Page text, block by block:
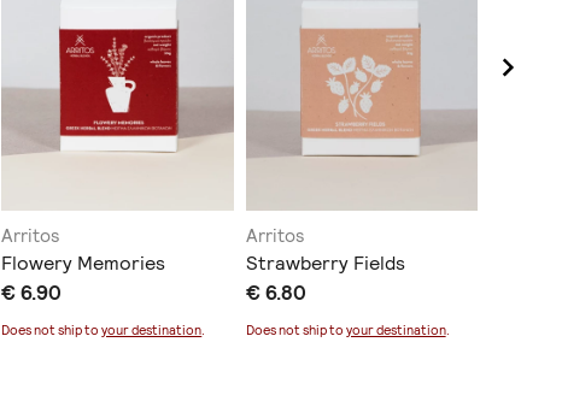
Arritos
Flowery Memories
€ 6.90
Does not ship toyour destination
Arritos
Strawberry Fields
€ 6.80
Does not ship to your destination.